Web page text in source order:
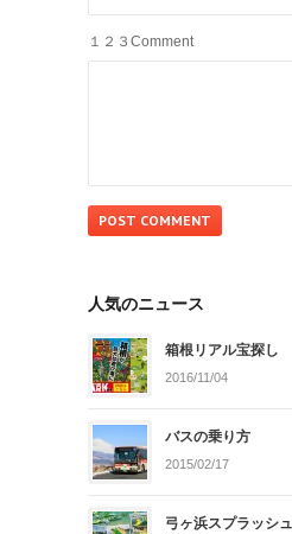
１２３Comment
人気のニュース
箱根リアル宝探し
2016/11/04
バスの乗り方
2015/02/17
弓ヶ浜スプラッシ